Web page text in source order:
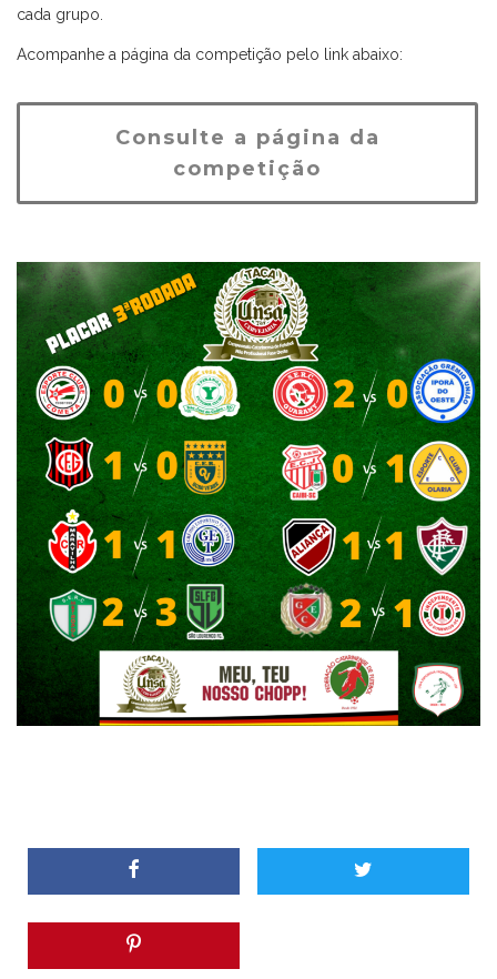
cada grupo.
Acompanhe a página da competição pelo link abaixo:
Consulte a página da
competição